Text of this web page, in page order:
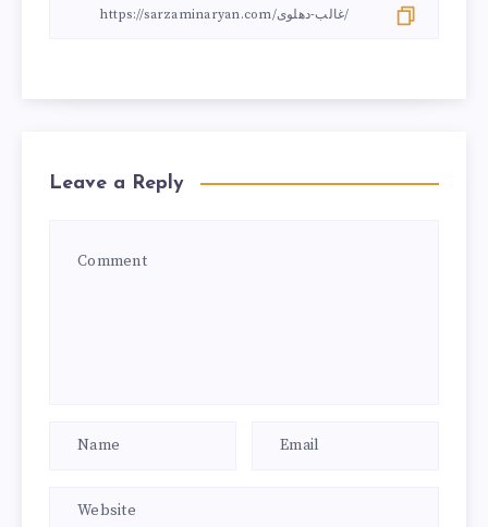
Leave a Reply